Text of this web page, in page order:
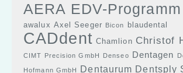
AERA EDV-
awalux Axel Seeger Bicon blaudental
CADdent Chamlion Christof
CIMT Precision GmbH Denseo Dentagen
Hofmann GmbH Dentaurum Dentsply